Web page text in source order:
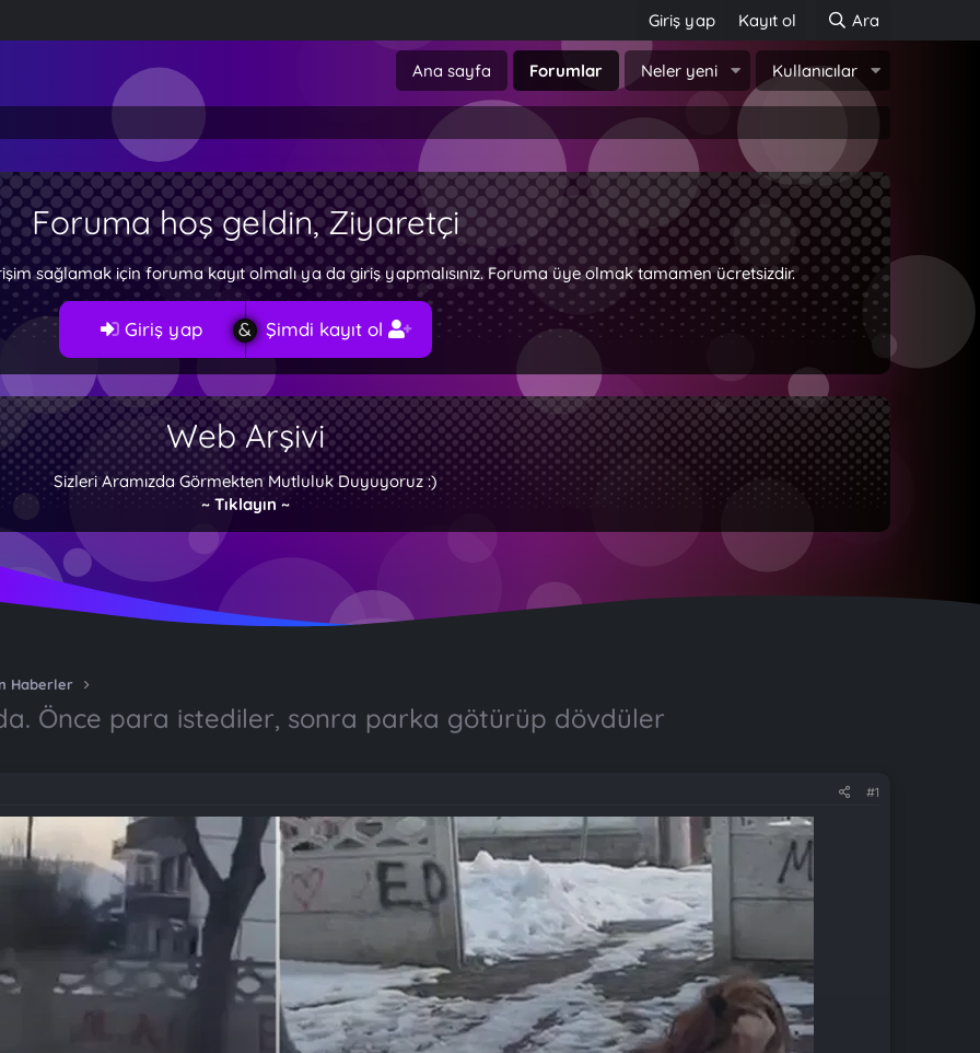
Giriş yap Kayıt ol Ara
Ana sayfa Forumlar Neler yeni Kullanıcılar
Foruma hoş geldin, Ziyaretçi
sağlamak için foruma kayıt olmalı ya da giriş yapmalısınız. Foruma üye olmak tamamen ücretsizdir.
Giriş yap Şimdi kayıt ol
Web Arşivi
Sizleri Aramızda Görmekten Mutluluk Duyuyoruz :)
~ Tıklayın ~
Haberler
Önce para istediler, sonra parka götürüp dövdüler
#1